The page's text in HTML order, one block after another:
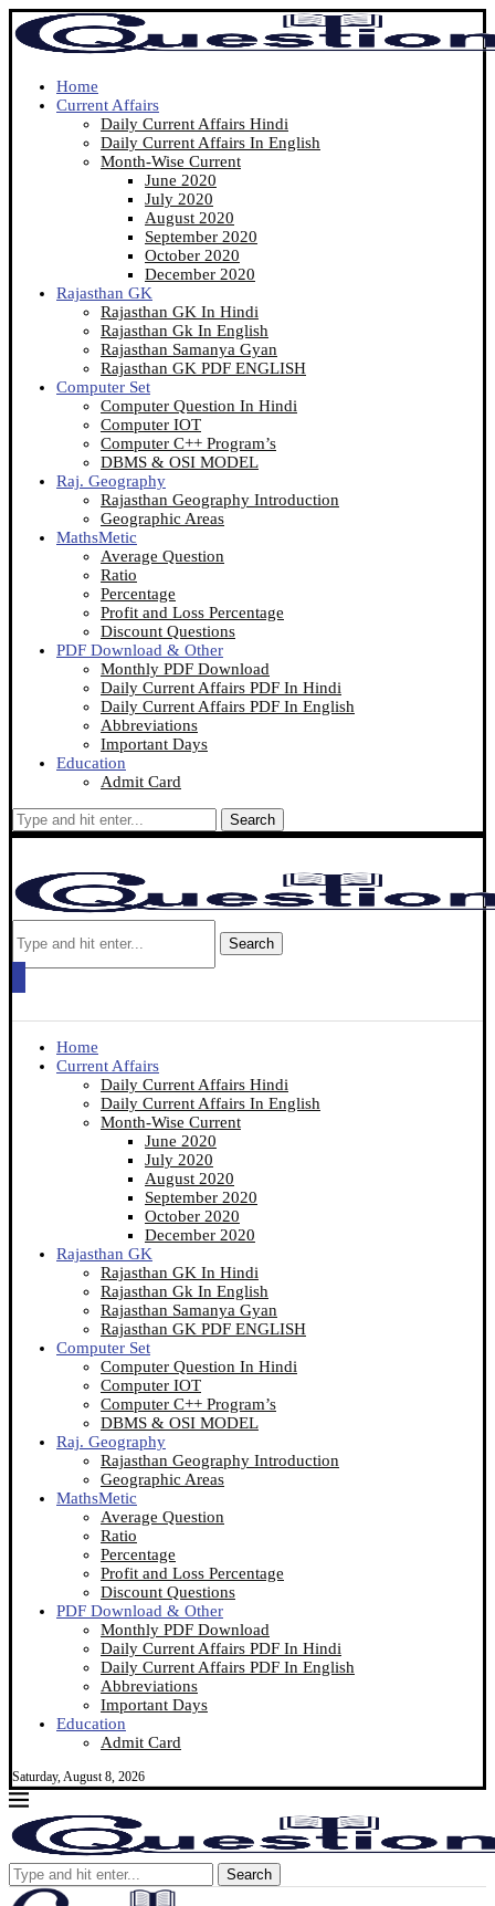
Home
Current Affairs
Daily Current Affairs Hindi
Daily Current Affairs In English
Month-Wise Current
June 2020
July 2020
August 2020
September 2020
October 2020
December 2020
Rajasthan GK
Rajasthan GK In Hindi
Rajasthan Gk In English
Rajasthan Samanya Gyan
Rajasthan GK PDF ENGLISH
Computer Set
Computer Question In Hindi
Computer IOT
Computer C++ Program’s
DBMS & OSI MODEL
Raj. Geography
Rajasthan Geography Introduction
Geographic Areas
MathsMetic
Average Question
Ratio
Percentage
Profit and Loss Percentage
Discount Questions
PDF Download & Other
Monthly PDF Download
Daily Current Affairs PDF In Hindi
Daily Current Affairs PDF In English
Abbreviations
Important Days
Education
Admit Card
Search
Search
Home
Current Affairs
Daily Current Affairs Hindi
Daily Current Affairs In English
Month-Wise Current
June 2020
July 2020
August 2020
September 2020
October 2020
December 2020
Rajasthan GK
Rajasthan GK In Hindi
Rajasthan Gk In English
Rajasthan Samanya Gyan
Rajasthan GK PDF ENGLISH
Computer Set
Computer Question In Hindi
Computer IOT
Computer C++ Program’s
DBMS & OSI MODEL
Raj. Geography
Rajasthan Geography Introduction
Geographic Areas
MathsMetic
Average Question
Ratio
Percentage
Profit and Loss Percentage
Discount Questions
PDF Download & Other
Monthly PDF Download
Daily Current Affairs PDF In Hindi
Daily Current Affairs PDF In English
Abbreviations
Important Days
Education
Admit Card
Saturday, August 8, 2026
Search